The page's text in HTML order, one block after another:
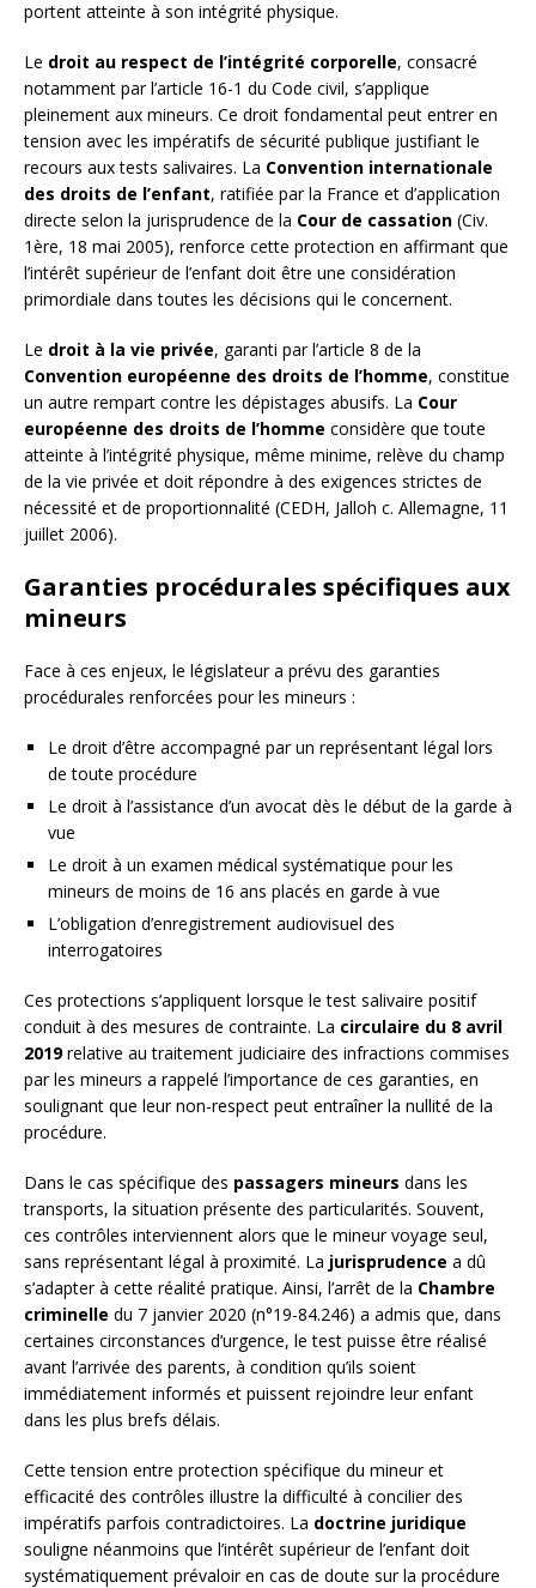
portent atteinte à son intégrité physique.
Le droit au respect de l’intégrité corporelle, consacré
notamment par l’article 16-1 du Code civil, s’applique
pleinement aux mineurs. Ce droit fondamental peut entrer en
tension avec les impératifs de sécurité publique justifiant le
recours aux tests salivaires. La Convention internationale
des droits de l’enfant, ratifiée par la France et d’application
directe selon la jurisprudence de la Cour de cassation (Civ.
1ère, 18 mai 2005), renforce cette protection en affirmant que
l’intérêt supérieur de l’enfant doit être une considération
primordiale dans toutes les décisions qui le concernent.
Le droit à la vie privée, garanti par l’article 8 de la
Convention européenne des droits de l’homme, constitue
un autre rempart contre les dépistages abusifs. La Cour
européenne des droits de l’homme considère que toute
atteinte à l’intégrité physique, même minime, relève du champ
de la vie privée et doit répondre à des exigences strictes de
nécessité et de proportionnalité (CEDH, Jalloh c. Allemagne, 11
juillet 2006).
Garanties procédurales spécifiques aux
mineurs
Face à ces enjeux, le législateur a prévu des garanties
procédurales renforcées pour les mineurs :
Le droit d’être accompagné par un représentant légal lors
de toute procédure
Le droit à l’assistance d’un avocat dès le début de la garde à
vue
Le droit à un examen médical systématique pour les
mineurs de moins de 16 ans placés en garde à vue
L’obligation d’enregistrement audiovisuel des
interrogatoires
Ces protections s’appliquent lorsque le test salivaire positif
conduit à des mesures de contrainte. La circulaire du 8 avril
2019relative au traitement judiciaire des infractions commises
par les mineurs a rappelé l’importance de ces garanties, en
soulignant que leur non-respect peut entraîner la nullité de la
procédure.
Dans le cas spécifique des passagers mineurs dans les
transports, la situation présente des particularités. Souvent,
ces contrôles interviennent alors que le mineur voyage seul,
sans représentant légal à proximité. La jurisprudence a dû
s’adapter à cette réalité pratique. Ainsi, l’arrêt de la Chambre
criminelle du 7 janvier 2020 (n°19-84.246) a admis que, dans
certaines circonstances d’urgence, le test puisse être réalisé
avant l’arrivée des parents, à condition qu’ils soient
immédiatement informés et puissent rejoindre leur enfant
dans les plus brefs délais.
Cette tension entre protection spécifique du mineur et
efficacité des contrôles illustre la difficulté à concilier des
impératifs parfois contradictoires. La doctrine juridique
souligne néanmoins que l’intérêt supérieur de l’enfant doit
systématiquement prévaloir en cas de doute sur la procédure